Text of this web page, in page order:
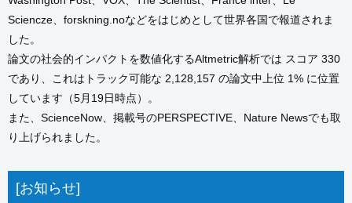
Sciencze、forskning.noなどをはじめとして世界各国で報道されま
した。
論文の社会的インパクトを数値化するAltmetric解析では スコア 330
であり、これはトラック可能な 2,128,157 の論文中上位 1% に位置
しています（5月19日時点）。
また、ScienceNow、掲載号のPERSPECTIVE、Nature Newsでも取
り上げられました。
[お知らせ]